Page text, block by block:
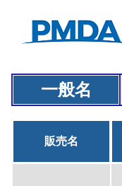
一般名
販売名